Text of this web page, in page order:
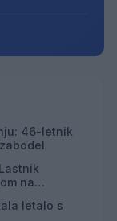
46-letnik
na
letalo s